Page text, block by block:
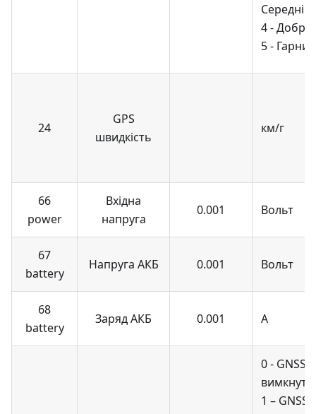
Середній
4 -
5 - Гарний
24
GPS
швидкість
км/г
66
power
Вхідна
напруга
0.001 Вольт
67
battery
Напруга АКБ 0.001 Вольт
68
battery
Заряд АКБ 0.001 А
0 - GNSS
вимкнуто
1 – GNSS